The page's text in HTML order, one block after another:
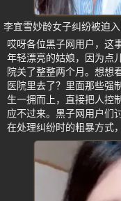
李宜雪妙龄女子纠纷被迫
哎呀各位黑子网用户，这
年轻漂亮的姑娘，因为点
院关了整整两个月。想想
医院里去了？里面那些强
生一拥而上，直接把人控
应不过来。黑子网用户们
在处理纠纷时的粗暴方式